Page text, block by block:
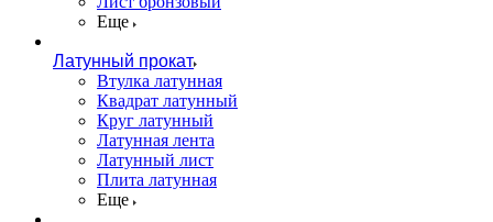
Еще
Латунный прокат
Втулка латунная
Квадрат латунный
Круг латунный
Латунная лента
Латунный лист
Плита латунная
Еще